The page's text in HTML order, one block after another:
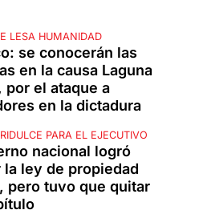
LESA HUMANIDAD
se conocerán las
en la causa Laguna
por el ataque a
en la dictadura
PARA EL EJECUTIVO
nacional logró
la ley de propiedad
pero tuvo que quitar